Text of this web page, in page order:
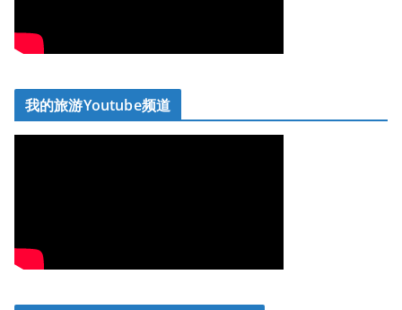
我的旅游Youtube频道